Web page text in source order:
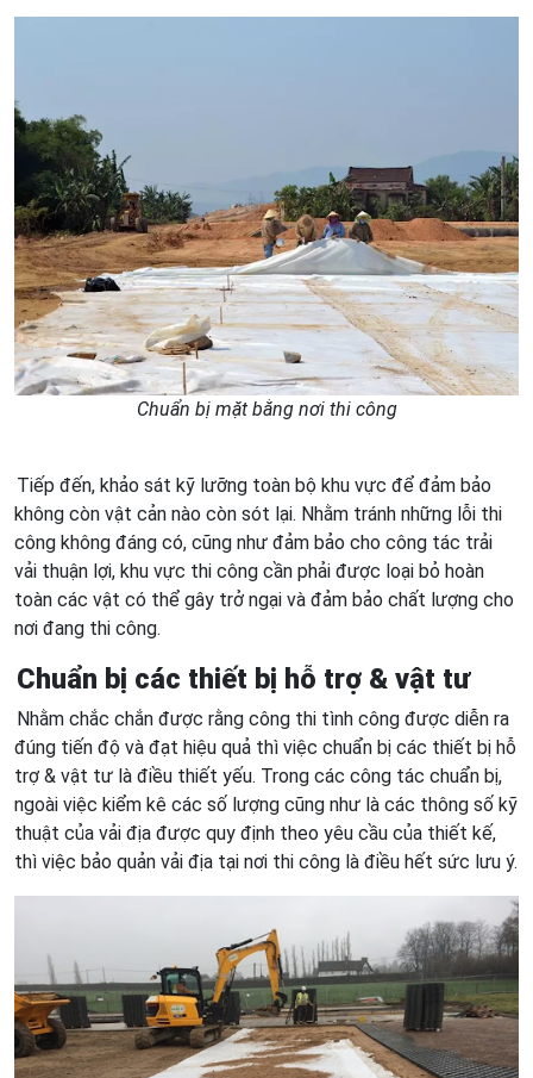
Chuẩn bị mặt bằng nơi thi công
Tiếp đến, khảo sát kỹ lưỡng toàn bộ khu vực để đảm bảo
không còn vật cản nào còn sót lại. Nhằm tránh những lỗi thi
công không đáng có, cũng như đảm bảo cho công tác trải
vải thuận lợi, khu vực thi công cần phải được loại bỏ hoàn
toàn các vật có thể gây trở ngại và đảm bảo chất lượng cho
nơi đang thi công.
Chuẩn bị các thiết bị hỗ trợ & vật tư
Nhằm chắc chắn được rằng công thi tình công được diễn ra
đúng tiến độ và đạt hiệu quả thì việc chuẩn bị các thiết bị hỗ
trợ & vật tư là điều thiết yếu. Trong các công tác chuẩn bị,
ngoài việc kiểm kê các số lượng cũng như là các thông số kỹ
thuật của vải địa được quy định theo yêu cầu của thiết kế,
thì việc bảo quản vải địa tại nơi thi công là điều hết sức lưu ý.